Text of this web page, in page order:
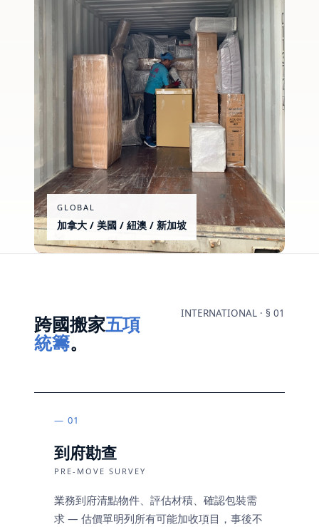
GLOBAL
加拿大 / 美國 / 紐澳 / 新加坡
跨國搬家五項
統籌。
INTERNATIONAL · § 01
01
到府勘查
PRE-MOVE SURVEY
業務到府清點物件、評估材積、確認包裝需
求 — 估價單明列所有可能加收項目，事後不